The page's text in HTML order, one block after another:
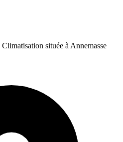
située à Annemasse